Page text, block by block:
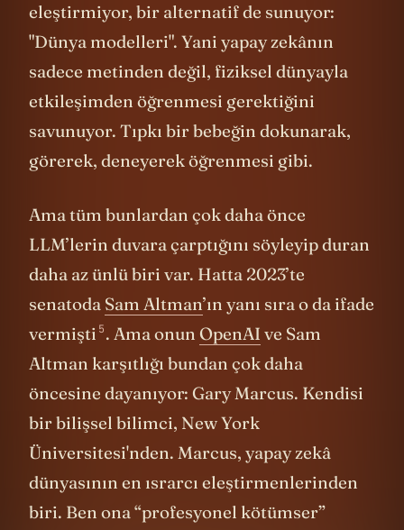
eleştirmiyor, bir alternatif de sunuyor:
"Dünya modelleri". Yani yapay zekânın
sadece metinden değil, fiziksel dünyayla
etkileşimden öğrenmesi gerektiğini
savunuyor. Tıpkı bir bebeğin dokunarak,
görerek, deneyerek öğrenmesi gibi.
Ama tüm bunlardan çok daha önce
LLM’lerin duvara çarptığını söyleyip duran
daha az ünlü biri var. Hatta 2023’te
senatoda Sam Altman’ın yanı sıra o da ifade
vermişti 5. Ama onun OpenAI ve Sam
Altman karşıtlığı bundan çok daha
öncesine dayanıyor: Gary Marcus. Kendisi
bir bilişsel bilimci, New York
Üniversitesi'nden. Marcus, yapay zekâ
dünyasının en ısrarcı eleştirmenlerinden
biri. Ben ona “profesyonel kötümser”